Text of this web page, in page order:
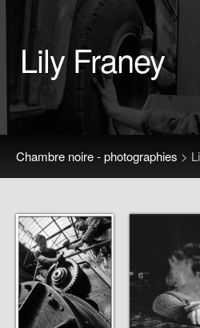
Lily Franey
Chambre noire - photographies >